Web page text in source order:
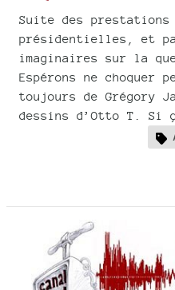
Suite des
présidentielles, et
imaginaires sur la
Espérons ne choquer
toujours de Grégory
dessins d’Otto T.